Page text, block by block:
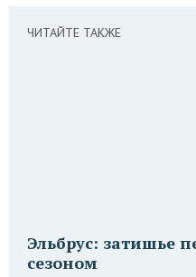
ЧИТАЙТЕ ТАКЖЕ
Эльбрус: затишье
сезоном